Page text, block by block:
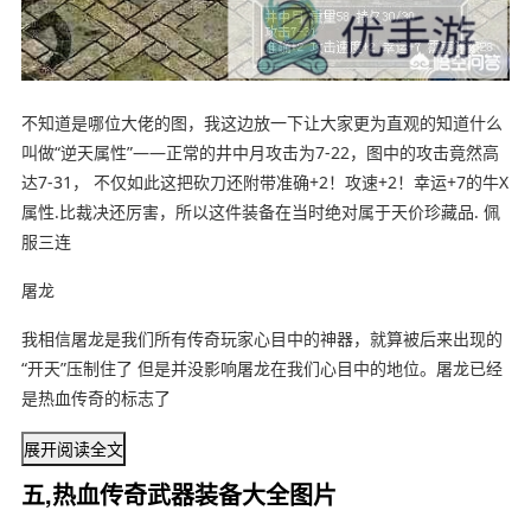
不知道是哪位大佬的图，我这边放一下让大家更为直观的知道什么
叫做“逆天属性”——正常的井中月攻击为7-22，图中的攻击竟然高
达7-31， 不仅如此这把砍刀还附带准确+2！攻速+2！幸运+7的牛X
属性.比裁决还厉害，所以这件装备在当时绝对属于天价珍藏品. 佩
服三连
屠龙
我相信屠龙是我们所有传奇玩家心目中的神器，就算被后来出现的
“开天”压制住了 但是并没影响屠龙在我们心目中的地位。屠龙已经
是热血传奇的标志了
展开阅读全文
五,热血传奇武器装备大全图片